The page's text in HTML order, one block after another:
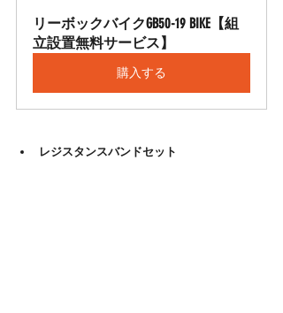
リーボックバイクGB50-19 BIKE【組
立設置無料サービス】
購入する
レジスタンスバンドセット